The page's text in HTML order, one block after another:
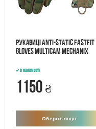
Рукавиці Anti-Static FastFit
Gloves Multicam Mechanix
В наявності
1150 ₴
Оберіть опції